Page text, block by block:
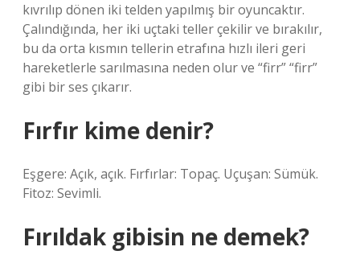
kıvrılıp dönen iki telden yapılmış bir oyuncaktır.
Çalındığında, her iki uçtaki teller çekilir ve bırakılır,
bu da orta kısmın tellerin etrafına hızlı ileri geri
hareketlerle sarılmasına neden olur ve “firr” “firr”
gibi bir ses çıkarır.
Fırfır kime denir?
Eşgere: Açık, açık. Fırfırlar: Topaç. Uçuşan: Sümük.
Fitoz: Sevimli.
Fırıldak gibisin ne demek?